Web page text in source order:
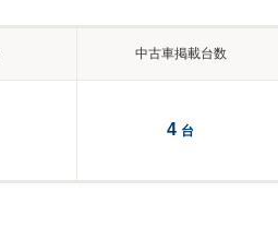
中古車掲載台数
4 台